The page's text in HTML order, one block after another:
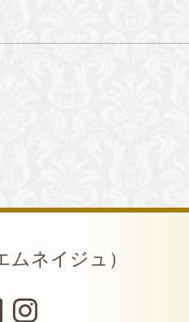
ネイジュ）